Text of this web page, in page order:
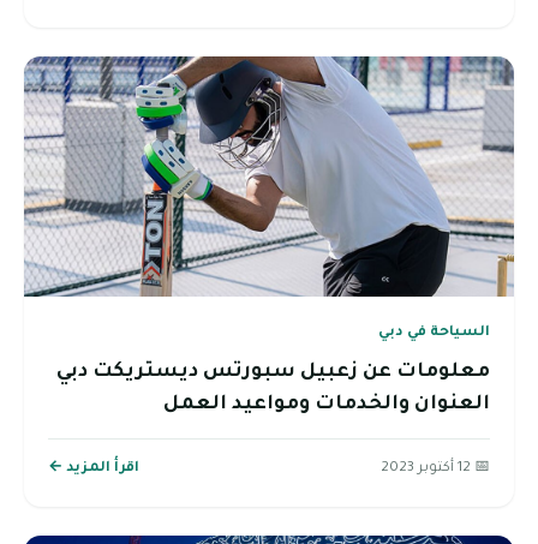
السياحة في دبي
معلومات عن زعبيل سبورتس ديستريكت دبي
العنوان والخدمات ومواعيد العمل
📅 12 أكتوبر 2023 اقرأ المزيد ←